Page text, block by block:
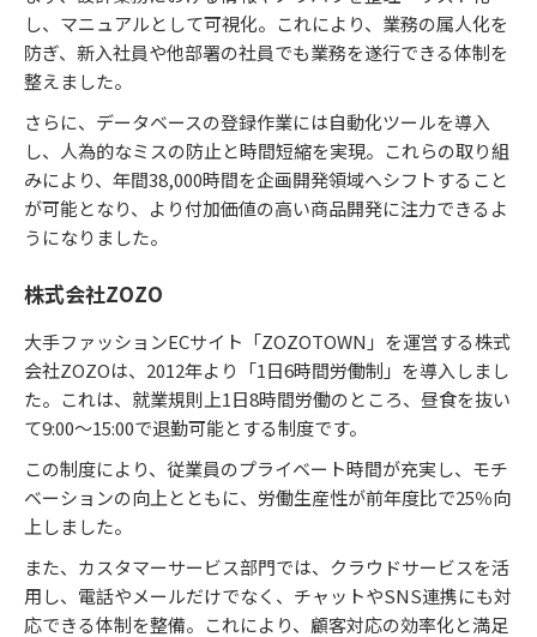
し、マニュアルとして可視化。​これにより、業務の属人化を
防ぎ、新入社員や他部署の社員でも業務を遂行できる体制を
整えました。​
さらに、データベースの登録作業には自動化ツールを導入
し、人為的なミスの防止と時間短縮を実現。​これらの取り組
みにより、年間38,000時間を企画開発領域へシフトすること
が可能となり、より付加価値の高い商品開発に注力できるよ
うになりました。​
株式会社ZOZO
大手ファッションECサイト「ZOZOTOWN」を運営する株式
会社ZOZOは、2012年より「1日6時間労働制」を導入しまし
た。​これは、就業規則上1日8時間労働のところ、昼食を抜い
て9:00～15:00で退勤可能とする制度です。​
この制度により、従業員のプライベート時間が充実し、モチ
ベーションの向上とともに、労働生産性が前年度比で25％向
上しました。
また、カスタマーサービス部門では、クラウドサービスを活
用し、電話やメールだけでなく、チャットやSNS連携にも対
応できる体制を整備。​これにより、顧客対応の効率化と満足